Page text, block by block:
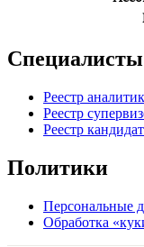
Специалисты
Реестр
Реестр
Реестр
Политики
Персональные
Обработка